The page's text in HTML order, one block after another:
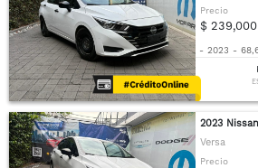
Precio
$ 239,000
- 2023 -
2023 Nissan
Versa
Precio